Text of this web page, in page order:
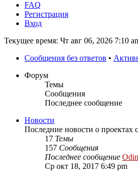
FAQ
Регистрация
Вход
Текущее время: Чт авг 06, 2026 7:10
Сообщения без ответов •
Форум
Темы
Сообщения
Последнее сообщение
Новости
Последние новости о проектах
17 Темы
157 Сообщения
Последнее сообщение
Ср окт 18, 2017 6:49 pm